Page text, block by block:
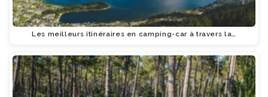
Les meilleurs itinéraires en camping-car à travers la…